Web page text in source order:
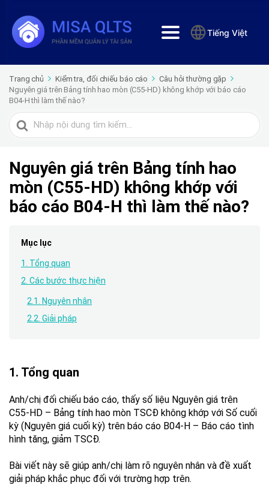
Tiếng Việt
Trang chủ Kiểm tra, đối chiếu báo cáo
Câu hỏi thường gặp
Nguyên giá trên Bảng tính hao mòn (C55-HD) không khớp với báo cáo
B04-H thì làm thế nào?
Tìm
kiếm
Nguyên giá trên Bảng tính hao
mòn (C55-HD) không khớp với
báo cáo B04-H thì làm thế nào?
Mục lục
1. Tổng quan
2. Các bước thực hiện
2.1. Nguyên nhân
2.2. Giải pháp
1. Tổng quan
Anh/chị đối chiếu báo cáo, thấy số liệu Nguyên giá trên
C55-HD – Bảng tính hao mòn TSCĐ không khớp với Số cuối
kỳ (Nguyên giá cuối kỳ) trên báo cáo B04-H – Báo cáo tình
hình tăng, giảm TSCĐ.
Bài viết này sẽ giúp anh/chị làm rõ nguyên nhân và đề xuất
giải pháp khắc phục đối với trường hợp trên.